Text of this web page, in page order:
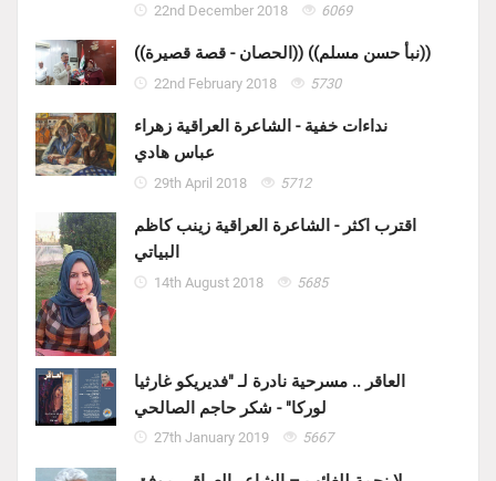
22nd December 2018 6069
((الحصان - قصة قصيرة)) ((نبأ حسن مسلم))
22nd February 2018 5730
نداءات خفية - الشاعرة العراقية زهراء
عباس هادي
29th April 2018 5712
اقترب اكثر - الشاعرة العراقية زينب كاظم
البياتي
14th August 2018 5685
العاقر .. مسرحية نادرة لـ "فديريكو غارثيا
لوركا" - شكر حاجم الصالحي
27th January 2019 5667